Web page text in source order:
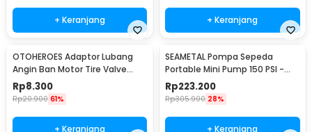
+ Keranjang + Keranjang
OTOHEROES Adaptor Lubang
Angin Ban Motor Tire Valve
Stem Metal 90 Degree - EA90
Rp8.300
Rp20.900 61%
+ Keranjang
SEAMETAL Pompa Sepeda
Portable Mini Pump 150 PSI -
ATJ-1266
Rp223.200
Rp305.900 28%
+ Keranjang